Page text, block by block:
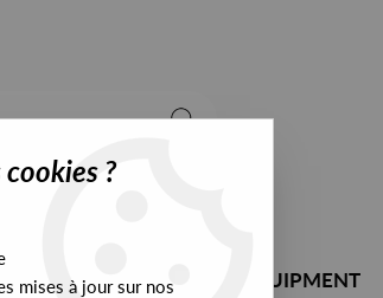
EXCLUSIVES DJ EQUIPMENT
?
mises à jour sur nos